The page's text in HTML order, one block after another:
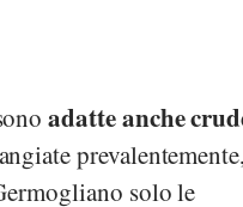
adatte anche
solo le